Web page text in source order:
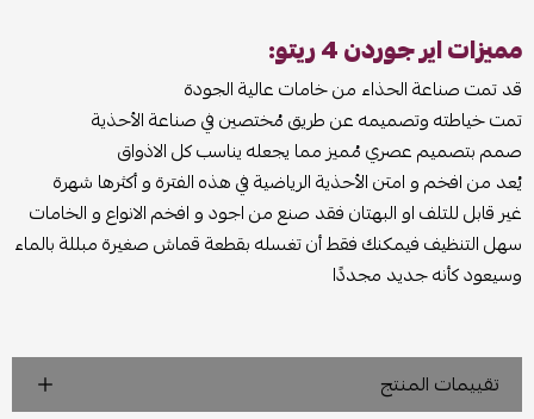
مميزات اير جوردن 4 ريتو:
قد تمت صناعة الحذاء من خامات عالية الجودة
تمت خياطته وتصميمه عن طريق مُختصين في صناعة الأحذية
صمم بتصميم عصري مُميز مما يجعله يناسب كل الاذواق
يُعد من افخم و امتن الأحذية الرياضية في هذه الفترة و أكثرها شهرة
غير قابل للتلف او البهتان فقد صنع من اجود و افخم الانواع و الخامات
سهل التنظيف فيمكنك فقط أن تغسله بقطعة قماش صغيرة مبللة بالماء
وسيعود كأنه جديد مجددًا
تقييمات المنتج